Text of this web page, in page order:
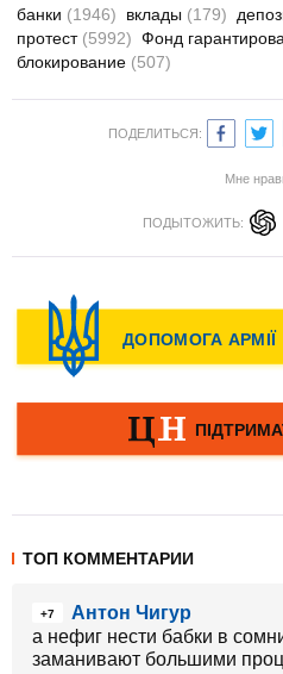
банки (1946) вклады (179)
протест (5992) Фонд
блокирование (507)
ПОДЕЛИТЬСЯ:
Мне
ПОДЫТОЖИТЬ:
ТОП КОММЕНТАРИИ
+7
Антон Чигур
а нефиг нести бабки в
заманивают большими